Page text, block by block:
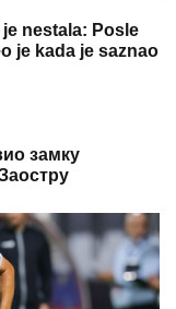
nestala: Posle
je kada je saznao
замку